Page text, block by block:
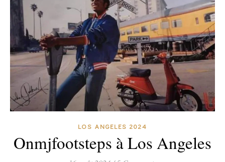
LOS ANGELES 2024
Onmjfootsteps à Los Angeles